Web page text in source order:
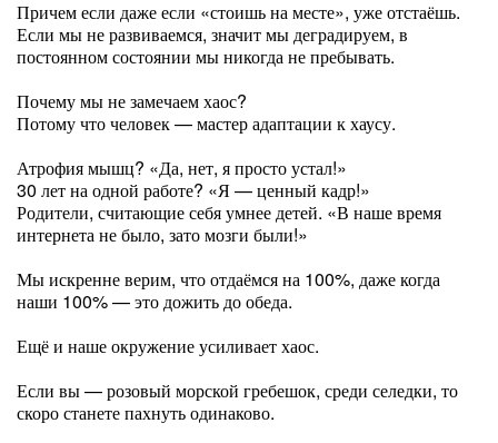
Причем если даже если «стоишь на месте», уже отстаёшь.
Если мы не развиваемся, значит мы деградируем, в
постоянном состоянии мы никогда не пребывать.
Почему мы не замечаем хаос?
Потому что человек — мастер адаптации к хаусу.
Атрофия мышц? «Да, нет, я просто устал!»
30 лет на одной работе? «Я — ценный кадр!»
Родители, считающие себя умнее детей. «В наше время
интернета не было, зато мозги были!»
Мы искренне верим, что отдаёмся на 100%, даже когда
наши 100% — это дожить до обеда.
Ещё и наше окружение усиливает хаос.
Если вы — розовый морской гребешок, среди селедки, то
скоро станете пахнуть одинаково.